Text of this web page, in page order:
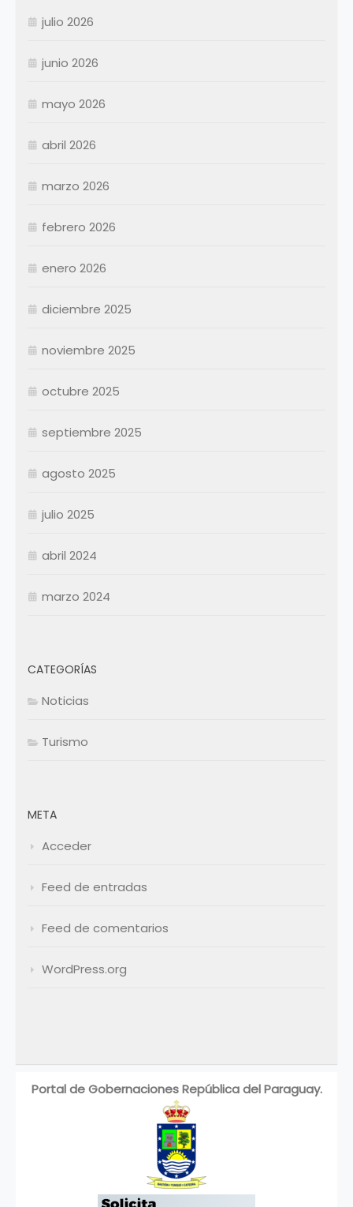
Enero
Junio
Agosto
Noviembre
Resumen Permanentes
Junio
Agosto
Noviembre
Resumen Permanentes
julio 2026
junio 2026
mayo 2026
abril 2026
marzo 2026
febrero 2026
enero 2026
diciembre 2025
noviembre 2025
octubre 2025
septiembre 2025
agosto 2025
julio 2025
abril 2024
marzo 2024
CATEGORÍAS
Noticias
Turismo
META
Acceder
Feed de entradas
Feed de comentarios
WordPress.org
Portal de Gobernaciones República del Paraguay.